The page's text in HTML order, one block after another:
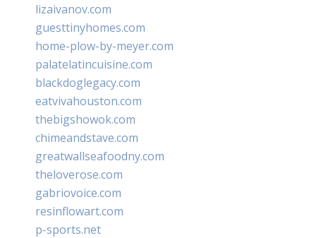
lizaivanov.com
guesttinyhomes.com
home-plow-by-meyer.com
palatelatincuisine.com
blackdoglegacy.com
eatvivahouston.com
thebigshowok.com
chimeandstave.com
greatwallseafoodny.com
theloverose.com
gabriovoice.com
resinflowart.com
p-sports.net